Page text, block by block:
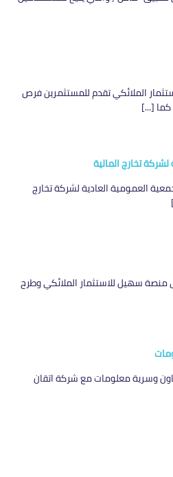
2024 منصة للاستثمار الملائكي تقدم للمستثمرين فرص
كما [...]
تخارج المالية
2025 عُقدت الجمعية العمومية العادية لشركة تخارج
منصة سهيل للاستثمار الملائكي وطرح
وسرية معلومات مع شركة اتقان